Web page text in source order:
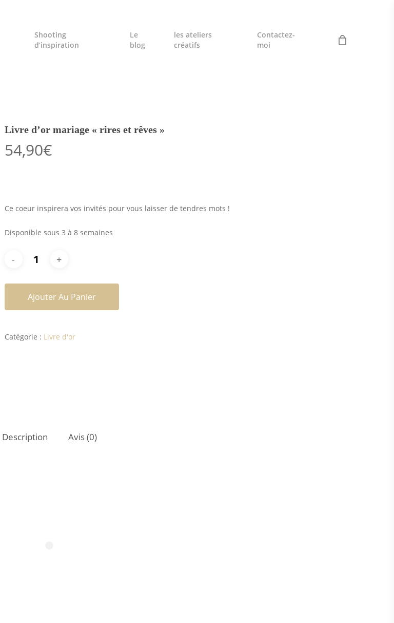
Shooting
d’inspiration
Le
blog
les ateliers
créatifs
Contactez-
moi
Livre d’or mariage « rires et rêves »
54,90€
Ce coeur inspirera vos invités pour vous laisser de tendres mots !
Disponible sous 3 à 8 semaines
Ajouter Au Panier
Catégorie : Livre d'or
Description Avis (0)